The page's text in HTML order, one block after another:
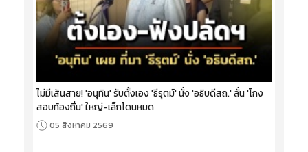
ไม่มีเส้นสาย! 'อนุทิน' รับตั้งเอง 'ธีรุตม์' นั่ง 'อธิบดีสถ.' ลั่น 'โกง
สอบท้องถิ่น' ใหญ่-เล็กโดนหมด
05 สิงหาคม 2569